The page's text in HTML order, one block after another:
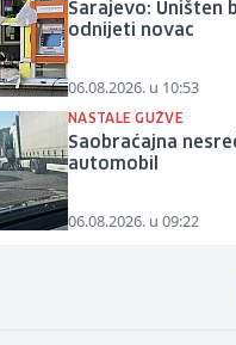
Sarajevo: Uništen
odnijeti novac
06.08.2026. u 10:53
NASTALE GUŽVE
Saobraćajna
automobil
06.08.2026. u 09:22